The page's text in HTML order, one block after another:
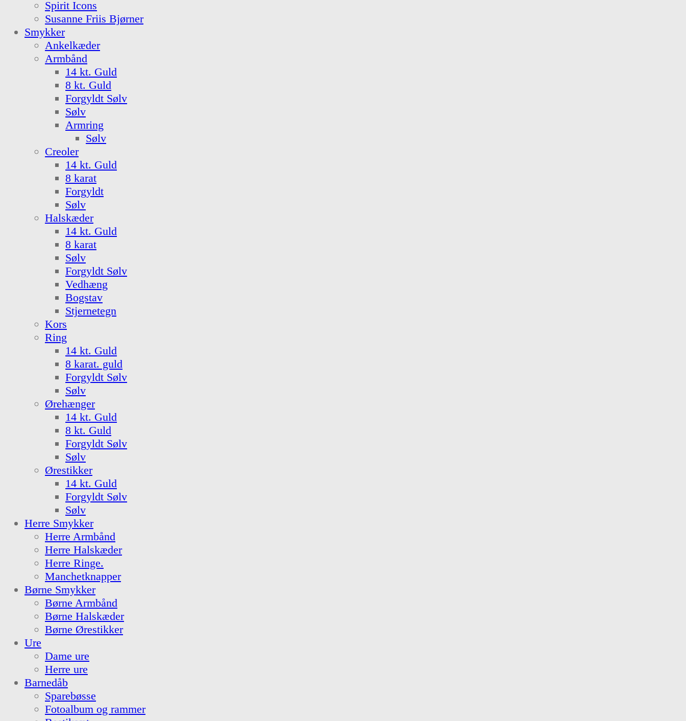
Spirit Icons
Susanne Friis Bjørner
Smykker
Ankelkæder
Armbånd
14 kt. Guld
8 kt. Guld
Forgyldt Sølv
Sølv
Armring
Sølv
Creoler
14 kt. Guld
8 karat
Forgyldt
Sølv
Halskæder
14 kt. Guld
8 karat
Sølv
Forgyldt Sølv
Vedhæng
Bogstav
Stjernetegn
Kors
Ring
14 kt. Guld
8 karat. guld
Forgyldt Sølv
Sølv
Ørehænger
14 kt. Guld
8 kt. Guld
Forgyldt Sølv
Sølv
Ørestikker
14 kt. Guld
Forgyldt Sølv
Sølv
Herre Smykker
Herre Armbånd
Herre Halskæder
Herre Ringe.
Manchetknapper
Børne Smykker
Børne Armbånd
Børne Halskæder
Børne Ørestikker
Ure
Dame ure
Herre ure
Barnedåb
Sparebøsse
Fotoalbum og rammer